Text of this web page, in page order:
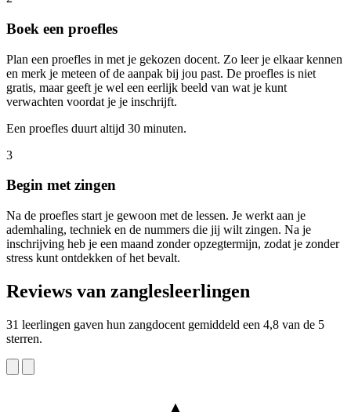
Boek een proefles
Plan een proefles in met je gekozen docent. Zo leer je elkaar kennen
en merk je meteen of de aanpak bij jou past. De proefles is niet
gratis, maar geeft je wel een eerlijk beeld van wat je kunt
verwachten voordat je je inschrijft.
Een proefles duurt altijd 30 minuten.
3
Begin met zingen
Na de proefles start je gewoon met de lessen. Je werkt aan je
ademhaling, techniek en de nummers die jij wilt zingen. Na je
inschrijving heb je een maand zonder opzegtermijn, zodat je zonder
stress kunt ontdekken of het bevalt.
Reviews van zanglesleerlingen
31 leerlingen gaven hun zangdocent gemiddeld een 4,8 van de 5
sterren.